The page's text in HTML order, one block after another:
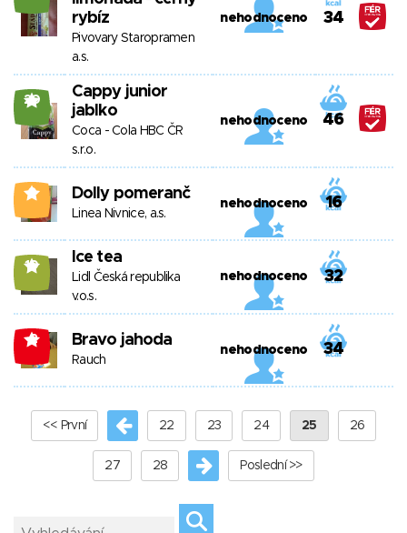
rybíz
Pivovary Staropramen
a.s.
nehodnoceno 34
20
Cappy junior
jablko
Coca - Cola HBC ČR
s.r.o.
nehodnoceno 46
0 Dolly pomeranč
Linea Nivnice, a.s.
nehodnoceno 16
10 Ice tea
Lidl Česká republika
v.o.s.
nehodnoceno 32
-2 Bravo jahoda
Rauch
nehodnoceno 34
<< První 22 23 24 25 26
27 28 Poslední >>